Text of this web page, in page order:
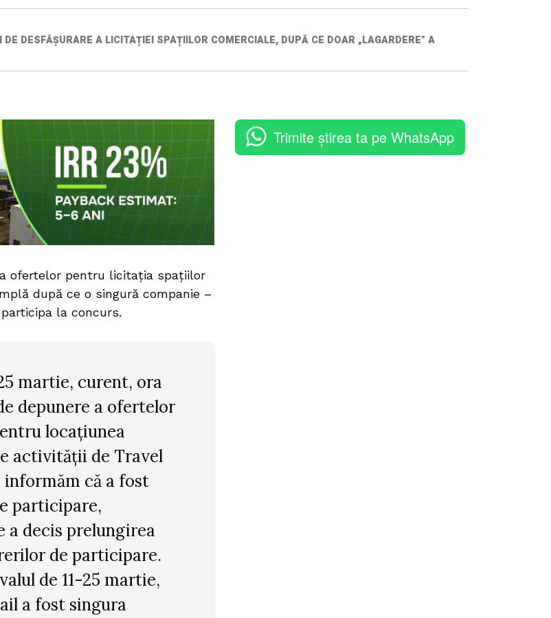
DESFĂȘURARE A LICITAȚIEI SPAȚIILOR COMERCIALE, DUPĂ CE DOAR „LAGARDERE” A
ofertelor pentru licitația spațiilor
după ce o singură companie –
la concurs.
martie, curent, ora
depunere a ofertelor
locațiunea
activității de Travel
informăm că a fost
participare,
a decis prelungirea
de participare.
de 11-25 martie,
a fost singura
Trimite știrea ta pe WhatsApp